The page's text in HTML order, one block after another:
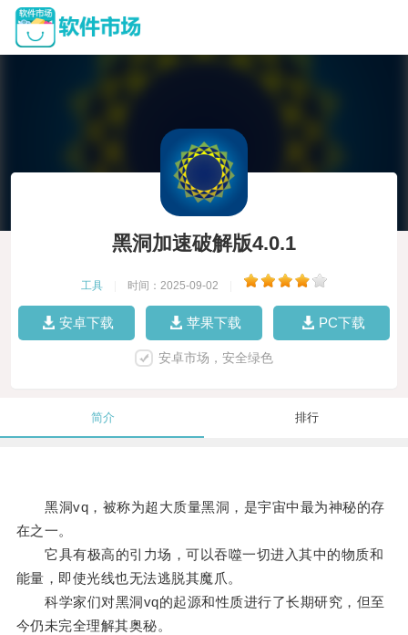
黑洞加速破解版4.0.1
工具 时间：2025-09-02
安卓下载 苹果下载 PC下载
安卓市场，安全绿色
简介 排行
黑洞vq，被称为超大质量黑洞，是宇宙中最为神秘的存
在之一。
它具有极高的引力场，可以吞噬一切进入其中的物质和
能量，即使光线也无法逃脱其魔爪。
科学家们对黑洞vq的起源和性质进行了长期研究，但至
今仍未完全理解其奥秘。